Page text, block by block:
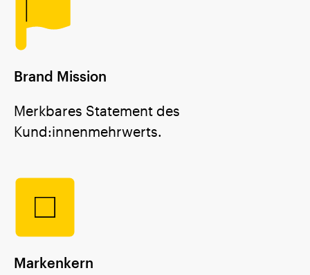
Brand Mission
Merkbares Statement des
Kund:innenmehrwerts.
Markenkern